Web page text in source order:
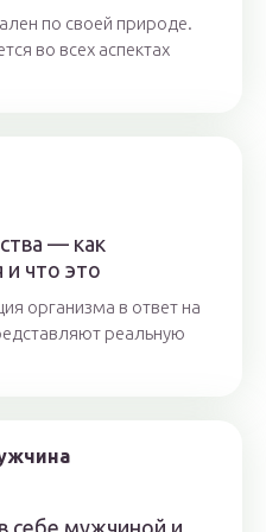
по своей природе.
во всех аспектах
— как
и что это
организма в ответ на
реальную